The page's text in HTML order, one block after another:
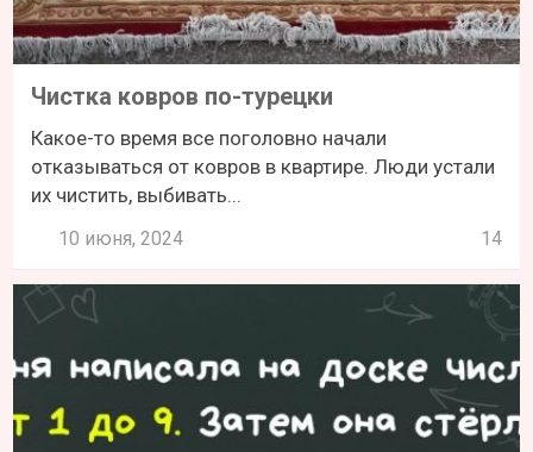
Чистка ковров по-турецки
Какое-то время все поголовно начали
отказываться от ковров в квартире. Люди устали
их чистить, выбивать...
10 июня, 2024 14